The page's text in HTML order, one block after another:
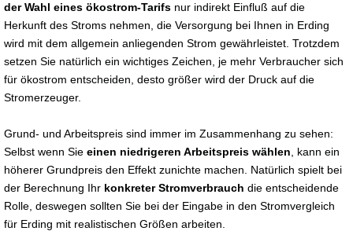
der Wahl eines ökostrom-Tarifs nur indirekt Einfluß auf die
Herkunft des Stroms nehmen, die Versorgung bei Ihnen in Erding
wird mit dem allgemein anliegenden Strom gewährleistet. Trotzdem
setzen Sie natürlich ein wichtiges Zeichen, je mehr Verbraucher sich
für ökostrom entscheiden, desto größer wird der Druck auf die
Stromerzeuger.
Grund- und Arbeitspreis sind immer im Zusammenhang zu sehen:
Selbst wenn Sie einen niedrigeren Arbeitspreis wählen , kann ein
höherer Grundpreis den Effekt zunichte machen. Natürlich spielt bei
der Berechnung Ihr konkreter Stromverbrauch die entscheidende
Rolle, deswegen sollten Sie bei der Eingabe in den Stromvergleich
für Erding mit realistischen Größen arbeiten.